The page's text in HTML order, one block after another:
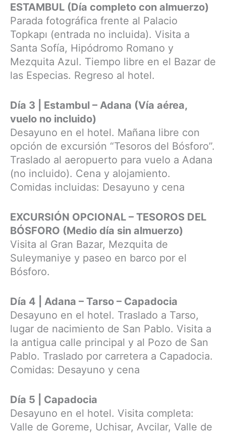
ESTAMBUL (Día completo con almuerzo)
Parada fotográfica frente al Palacio
Topkapı (entrada no incluida). Visita a
Santa Sofía, Hipódromo Romano y
Mezquita Azul. Tiempo libre en el Bazar de
las Especias. Regreso al hotel.
Día 3 | Estambul – Adana (Vía aérea,
vuelo no incluido)
Desayuno en el hotel. Mañana libre con
opción de excursión “Tesoros del Bósforo”.
Traslado al aeropuerto para vuelo a Adana
(no incluido). Cena y alojamiento.
Comidas incluidas: Desayuno y cena
EXCURSIÓN OPCIONAL – TESOROS DEL
BÓSFORO (Medio día sin almuerzo)
Visita al Gran Bazar, Mezquita de
Suleymaniye y paseo en barco por el
Bósforo.
Día 4 | Adana – Tarso – Capadocia
Desayuno en el hotel. Traslado a Tarso,
lugar de nacimiento de San Pablo. Visita a
la antigua calle principal y al Pozo de San
Pablo. Traslado por carretera a Capadocia.
Comidas: Desayuno y cena
Día 5 |
Capadocia
Desayuno en el hotel. Visita completa:
Valle de Goreme, Uchisar, Avcilar, Valle de